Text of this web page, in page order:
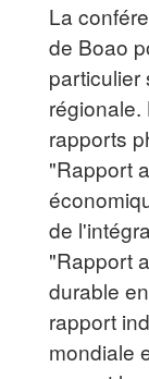
La
de Boao
particulier
régionale.
rapports
"Rapport
de
"Rapport
durable
rapport
mondiale